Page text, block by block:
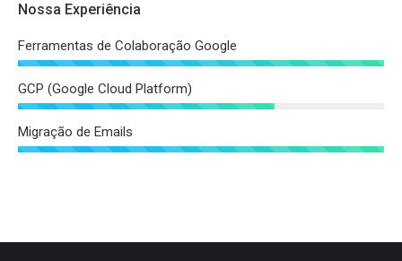
Nossa Experiência
Ferramentas de Colaboração Google
GCP (Google Cloud Platform)
Migração de Emails